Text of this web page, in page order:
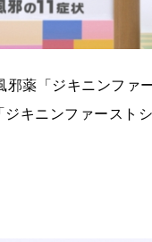
薬「ジキニンファ
キニンファースト